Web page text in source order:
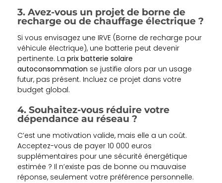
3. Avez-vous un projet de borne de
recharge ou de chauffage électrique ?
Si vous envisagez une IRVE (Borne de recharge pour
véhicule électrique), une batterie peut devenir
pertinente. La prix batterie solaire
autoconsommation se justifie alors par un usage
futur, pas présent. Incluez ce projet dans votre
budget global.
4. Souhaitez-vous réduire votre
dépendance au réseau ?
C’est une motivation valide, mais elle a un coût.
Acceptez-vous de payer 10 000 euros
supplémentaires pour une sécurité énergétique
estimée ? Il n’existe pas de bonne ou mauvaise
réponse, seulement votre préférence personnelle.